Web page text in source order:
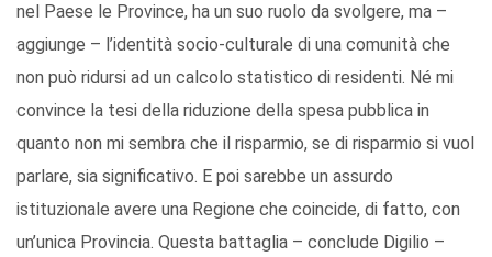
nel Paese le Province, ha un suo ruolo da svolgere, ma –
aggiunge – l’identità socio-culturale di una comunità che
non può ridursi ad un calcolo statistico di residenti. Né mi
convince la tesi della riduzione della spesa pubblica in
quanto non mi sembra che il risparmio, se di risparmio si vuol
parlare, sia significativo. E poi sarebbe un assurdo
istituzionale avere una Regione che coincide, di fatto, con
un’unica Provincia. Questa battaglia – conclude Digilio –